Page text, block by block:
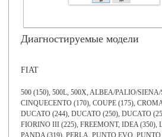
Диагностируемые модели
FIAT
500 (150), 500L, 500X, ALBEA/PALIO/
CINQUECENTO (170), COUPE (175),
DUCATO (244), DUCATO (250), DUCATO
FIORINO III (225), FREEMONT, IDEA (350),
PANDA (319), PERLA, PUNTO EVO,